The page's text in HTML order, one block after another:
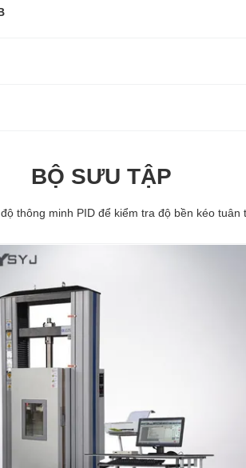
BỘ SƯU TẬP
thông minh PID để kiểm tra độ bền kéo